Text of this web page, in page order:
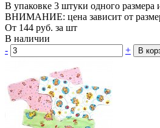
В упаковке 3 штуки одного размера
ВНИМАНИЕ: цена зависит от
От 144 руб. за шт
В наличии
-
+ В